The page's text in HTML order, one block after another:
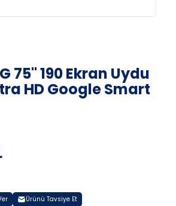
75" 190 Ekran Uydu
HD Google Smart
Ürünü Tavsiye Et